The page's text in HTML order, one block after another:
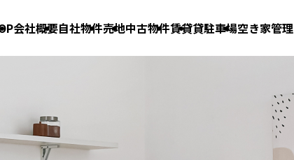
会社概要自社物件売地中古物件賃貸貸駐車場空き家管理